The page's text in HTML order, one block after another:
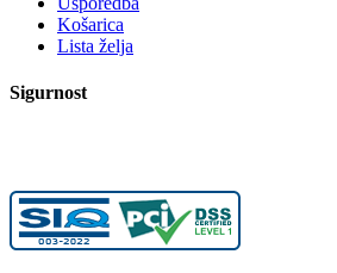
Košarica
Lista želja
Sigurnost